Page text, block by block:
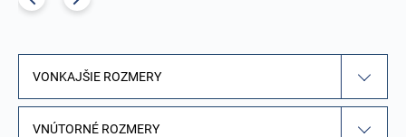
VONKAJŠIE ROZMERY
VNÚTORNÉ ROZMERY